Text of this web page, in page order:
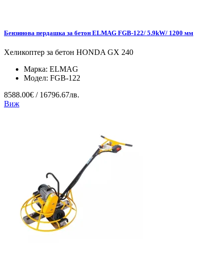
Бензинова пердашка за бетон ELMAG FGB-122/ 5.9kW/ 1200 мм
Хеликоптер за бетон HONDA GX 240
Марка: ELMAG
Модел: FGB-122
8588.00€ / 16796.67лв.
Виж